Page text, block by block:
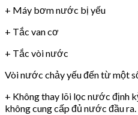
+ Máy bơm nước bị yếu
+ Tắc van cơ
+ Tắc vòi nước
Vòi nước chảy yếu đến từ một
+ Không thay lõi lọc nước định
không cung cấp đủ nước đầu ra.